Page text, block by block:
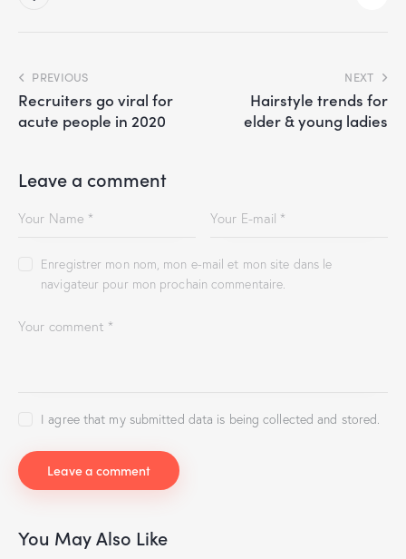
PREVIOUS
Recruiters go viral for
acute people in 2020
NEXT
Hairstyle trends for
elder & young ladies
Leave a comment
Enregistrer mon nom, mon e-mail et mon site dans le
navigateur pour mon prochain commentaire.
I agree that my submitted data is being collected and stored.
You May Also Like